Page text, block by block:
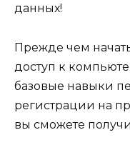
данных!
Прежде чем
доступ к
базовые навыки
регистрации на
вы сможете